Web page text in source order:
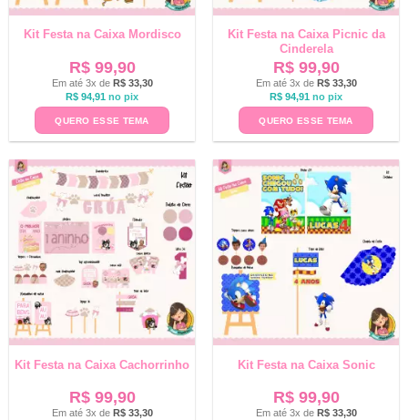
Kit Festa na Caixa Mordisco
R$99,90
Em até 3x de R$33,30
R$ 94,91 no pix
QUERO ESSE TEMA
Kit Festa na Caixa Picnic da
Cinderela
R$99,90
Em até 3x de R$33,30
R$ 94,91 no pix
QUERO ESSE TEMA
Kit Festa na Caixa Cachorrinho
R$99,90
Em até 3x de R$33,30
Kit Festa na Caixa Sonic
R$99,90
Em até 3x de R$33,30